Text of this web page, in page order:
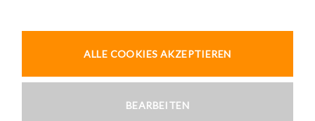
ALLE COOKIES AKZEPTIEREN
BEARBEITEN